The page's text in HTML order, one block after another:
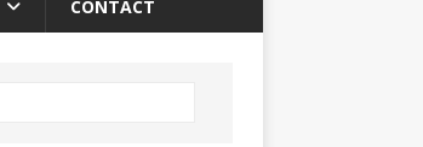
CONTACT